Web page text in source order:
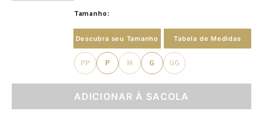
Tamanho:
Descubra seu Tamanho Tabela de Medidas
PP P M G GG
ADICIONAR À SACOLA